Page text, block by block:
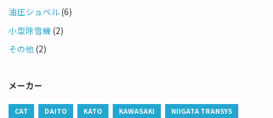
油圧ショベル(6)
小型除雪機 (2)
その他 (2)
メーカー
CAT DAITO KATO KAWASAKI
NIIGATA TRANSYS